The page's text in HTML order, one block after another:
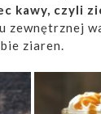
kawy, czyli
zewnętrznej
ziaren.